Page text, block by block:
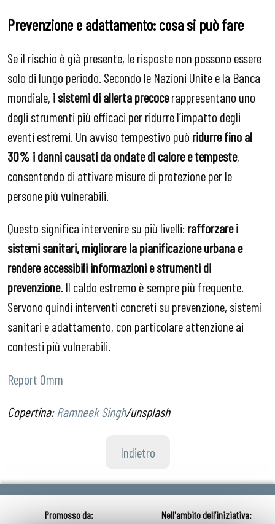
Prevenzione e adattamento: cosa si può fare
Se il rischio è già presente, le risposte non possono essere
solo di lungo periodo. Secondo le Nazioni Unite e la Banca
mondiale, i sistemi di allerta precocerappresentano uno
degli strumenti più efficaci per ridurre l’impatto degli
eventi estremi. Un avviso tempestivo può ridurre fino al
30% i danni causati da ondate di calore e tempeste,
consentendo di attivare misure di protezione per le
persone più vulnerabili.
Questo significa intervenire su più livelli: rafforzare i
sistemi sanitari, migliorare la pianificazione urbana e
rendere accessibili informazioni e strumenti di
prevenzione. Il caldo estremo è sempre più frequente.
Servono quindi interventi concreti su prevenzione, sistemi
sanitari e adattamento, con particolare attenzione ai
contesti più vulnerabili.
Report Omm
Copertina:Ramneek Singh/unsplash
Indietro